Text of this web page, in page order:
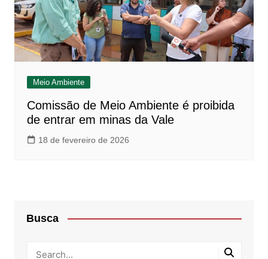
Meio Ambiente
Comissão de Meio Ambiente é proibida
de entrar em minas da Vale
18 de fevereiro de 2026
Busca